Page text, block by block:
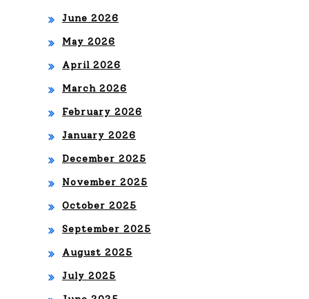
isio
June 2026
May 2026
April 2026
March 2026
February 2026
January 2026
December 2025
November 2025
October 2025
September 2025
August 2025
July 2025